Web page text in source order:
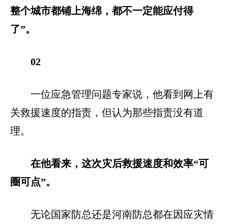
整个城市都铺上海绵，都不一定能应付得
了”。
02
一位应急管理问题专家说，他看到网上有
关救援速度的指责，但认为那些指责没有道
理。
在他看来，这次灾后救援速度和效率“可
圈可点”。
无论国家防总还是河南防总都在因应灾情